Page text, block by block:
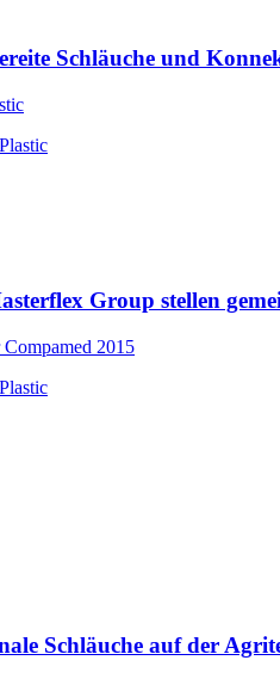
Schläuche und
Group stellen
2015
Schläuche auf der